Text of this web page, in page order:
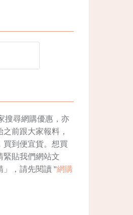
搜尋網購優惠，亦
前跟大家報料，
買到便宜貨。想買
緊貼我們網站文
」，請先閱讀 "網購